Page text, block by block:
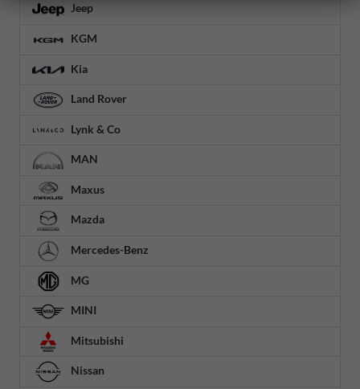
Jeep
KGM
Kia
Land Rover
Lynk & Co
MAN
Maxus
Mazda
Mercedes-Benz
MG
MINI
Mitsubishi
Nissan